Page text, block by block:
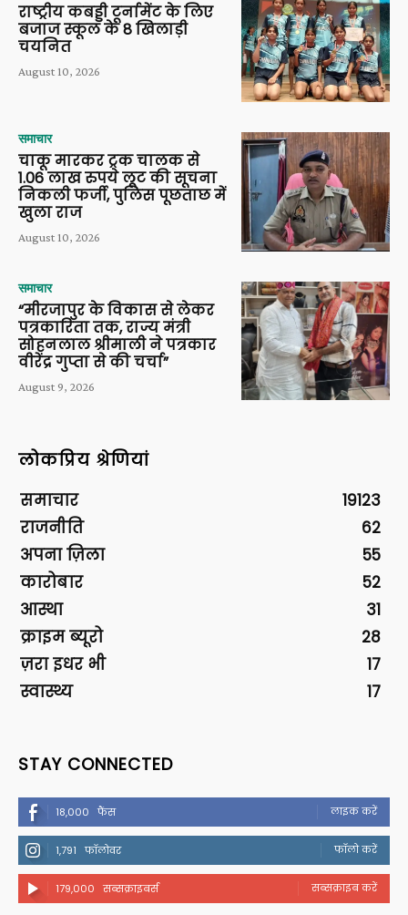
राष्ट्रीय कबड्डी टूर्नामेंट के लिए
बजाज स्कूल के 8 खिलाड़ी
चयनित
August 10, 2026
समाचार
चाकू मारकर ट्रक चालक से
1.06 लाख रुपये लूट की सूचना
निकली फर्जी, पुलिस पूछताछ में
खुला राज
August 10, 2026
समाचार
“मीरजापुर के विकास से लेकर
पत्रकारिता तक, राज्य मंत्री
सोहनलाल श्रीमाली ने पत्रकार
वीरेंद्र गुप्ता से की चर्चा”
August 9, 2026
लोकप्रिय श्रेणियां
समाचार
19123
राजनीति
62
अपना ज़िला
55
कारोबार
52
आस्था
31
क्राइम ब्यूरो
28
ज़रा इधर भी
17
स्वास्थ्य
17
STAY CONNECTED
18,000 फैंस लाइक करें
1,791 फॉलोवर फॉलो करें
179,000 सब्सक्राइबर्स सब्सक्राइब करें